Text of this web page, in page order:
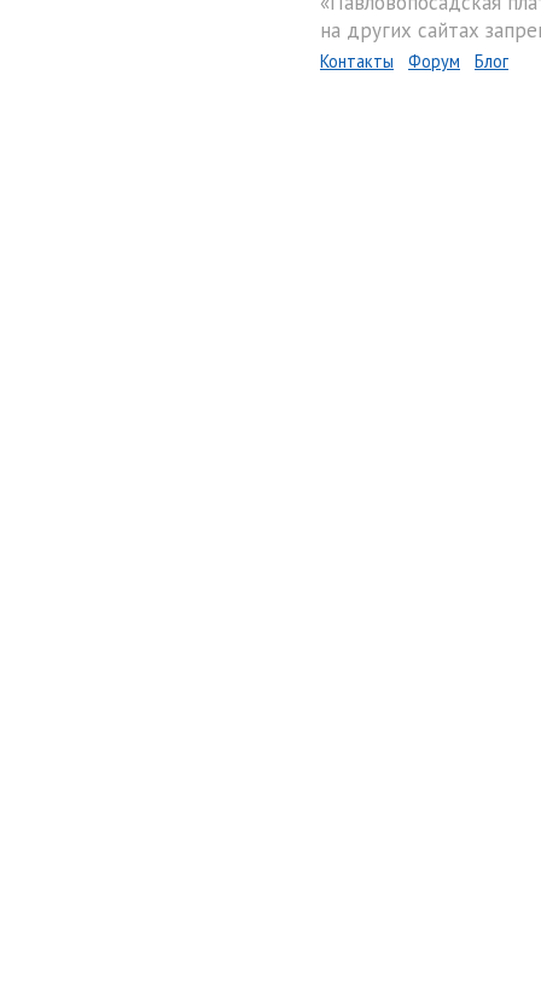
на других сайтах
Контакты Форум Блог